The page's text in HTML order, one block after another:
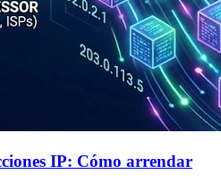
IP: Cómo arrendar